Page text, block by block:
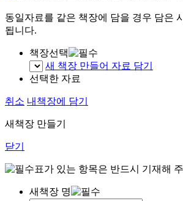
동일자료를 같은 책장에 담을 경우 담은
됩니다.
책장선택
새 책장 만들어 자료 담기
선택한 자료
취소 내책장에 담기
새책장 만들기
닫기
표가 있는 항목은 반드시 기재해
새책장 명